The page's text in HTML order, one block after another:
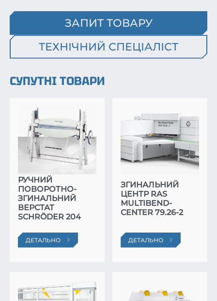
ЗАПИТ ТОВАРУ
ТЕХНІЧНИЙ СПЕЦІАЛІСТ
СУПУТНІ ТОВАРИ
РУЧНИЙ
ПОВОРОТНО-
ЗГИНАЛЬНИЙ
ВЕРСТАТ
SCHRÖDER 204
ДЕТАЛЬНО
ЗГИНАЛЬНИЙ
ЦЕНТР RAS
MULTIBEND-
CENTER 79.26-2
ДЕТАЛЬНО